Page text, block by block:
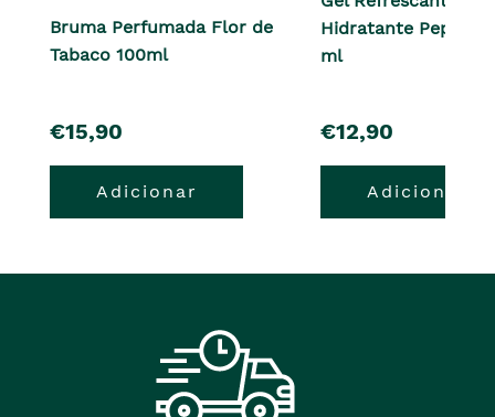
Bruma Perfumada Flor de
Tabaco 100ml
pre�o
€15,90
Adicionar
Hidratante
ml
pre�o
€12,90
Adicionar